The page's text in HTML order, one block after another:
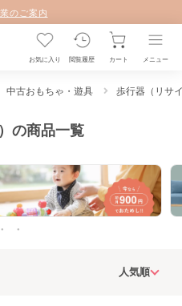
のご案内
お気に入り 閲覧履歴 カート メニュー
中古おもちゃ・遊具 歩行器（リサ
の商品一覧